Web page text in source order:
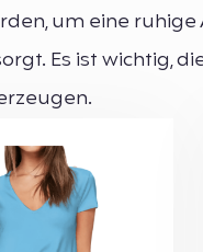
um eine
Es ist wichtig,